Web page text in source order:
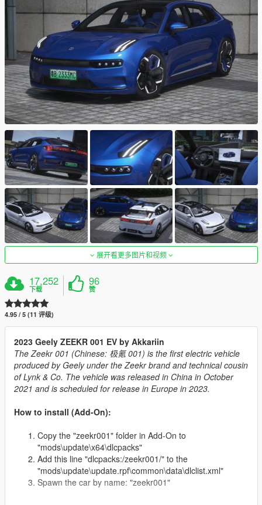
展开看更多图片和视频
17,252
下载
96
赞
4.95 / 5 (11 评级)
2023 Geely ZEEKR 001 EV by Akkariin
The Zeekr 001 (Chinese: 极氪 001) is the first electric vehicle
produced by Geely under the Zeekr brand and technical cousin
of Lynk & Co. The vehicle was released in China in October
2021 and is scheduled for release in Europe in 2023.
How to install (Add-On):
Copy the "zeekr001" folder in Add-On to
"mods\update\x64\dlcpacks"
Add this line "dlcpacks:/zeekr001/" to the
"mods\update\update.rpf\common\data\dlclist.xml"
Spawn the car by name: "zeekr001"